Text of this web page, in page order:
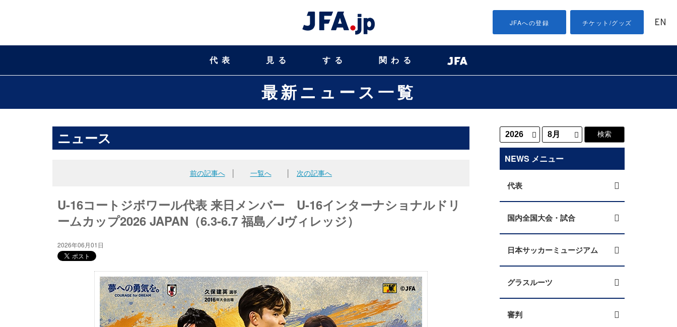
JFAへの登録 チケット/グッズ EN
代表 見る する 関わる
最新ニュース一覧
ニュース
前の記事へ│ 一覧へ 次の記事へ
U-16コートジボワール代表 来日メンバー U-16インターナショナルドリ
ームカップ2026 JAPAN（6.3-6.7 福島／Jヴィレッジ）
2026年06月01日
NEWS メニュー
代表
国内全国大会・試合
日本サッカーミュージアム
グラスルーツ
審判